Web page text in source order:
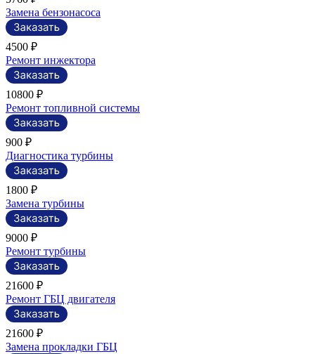
Замена бензонасоса
4500 ₽
Ремонт инжектора
10800 ₽
Ремонт топливной системы
900 ₽
Диагностика турбины
1800 ₽
Замена турбины
9000 ₽
Ремонт турбины
21600 ₽
Ремонт ГБЦ двигателя
21600 ₽
Замена прокладки ГБЦ